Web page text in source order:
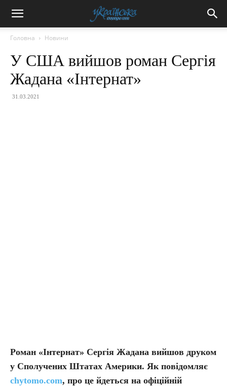
Головна Новини
У США вийшов роман Сергія
Жадана «Інтернат»
31.03.2021
Роман «Інтернат» Сергія Жадана вийшов друком
у Сполучених Штатах Америки. Як повідомляє
chytomo.com, про це йдеться на офіційній